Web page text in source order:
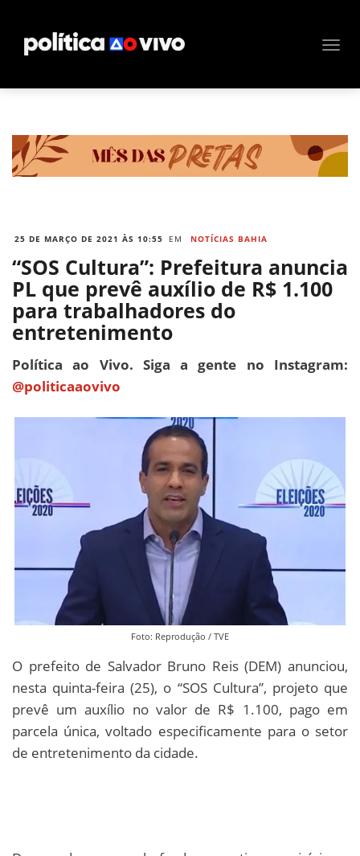
25 DE MARÇO DE 2021 ÀS 10:55 EM NOTÍCIAS BAHIA
“SOS Cultura”: Prefeitura anuncia
PL que prevê auxílio de R$ 1.100
para trabalhadores do
entretenimento
Política ao Vivo. Siga a gente no Instagram:
@politicaaovivo
Foto: Reprodução / TVE
O prefeito de Salvador Bruno Reis (DEM) anunciou,
nesta quinta-feira (25), o “SOS Cultura”, projeto que
prevê um auxílio no valor de R$ 1.100, pago em
parcela única, voltado especificamente para o setor
de entretenimento da cidade.